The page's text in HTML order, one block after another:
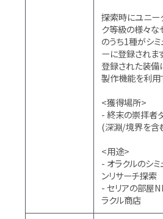
探索時にユニー
ク等級の様々な
のうち1種がシミ
ーに登録されま
登録された装備
製作機能を利用
<獲得場所>
- 終末の崇拝者
(深淵/境界を含
<用途>
- オラクルのシミ
ンリサーチ探索
- セリアの部屋
ラクル商店